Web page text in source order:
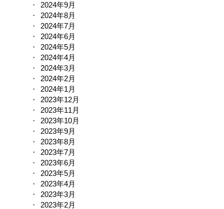
2024年9月
2024年8月
2024年7月
2024年6月
2024年5月
2024年4月
2024年3月
2024年2月
2024年1月
2023年12月
2023年11月
2023年10月
2023年9月
2023年8月
2023年7月
2023年6月
2023年5月
2023年4月
2023年3月
2023年2月